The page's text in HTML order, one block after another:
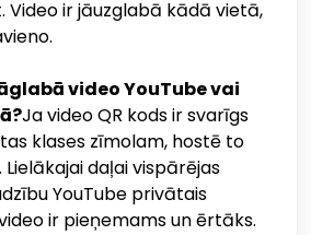
Video ir jāuzglabā kādā vietā,
video YouTube vai
Ja video QR kods ir svarīgs
klases zīmolam, hostē to
daļai vispārējas
YouTube privātais
ir pieņemams un ērtāks.